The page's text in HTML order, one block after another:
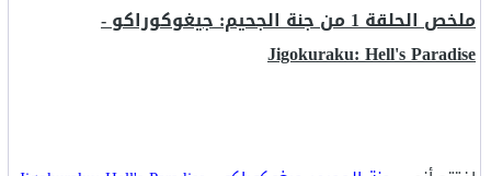
ملخص الحلقة 1 من جنة الجحيم: جيغوكوراكو -
Jigokuraku: Hell's Paradise